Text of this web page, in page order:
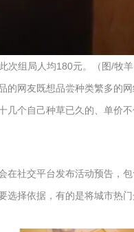
次组局人均180元。（图/牧
的网友既想品尝种类繁多的
几个自己种草已久的、单价
在社交平台发布活动预告，
选择依据，有的是将城市热